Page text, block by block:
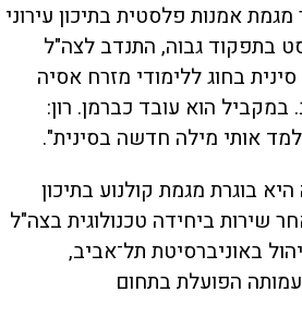
מגמת אמנות פלסטית בתיכון עירוני
בתפקוד גבוה, התנדב לצה"ל
בחוג ללימודי מזרח אסיה
במקביל הוא עובד כברמן. רון:
אותי מילה חדשה בסינית".
בוגרת מגמת קולנוע בתיכון
שירות ביחידה טכנולוגית בצה"ל
באוניברסיטת תל־אביב,
הפועלת בתחום